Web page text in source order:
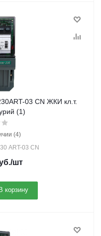
03 CN ЖКИ кл.т.
(1)
(4)
ART-03 СN
/шт
В корзину